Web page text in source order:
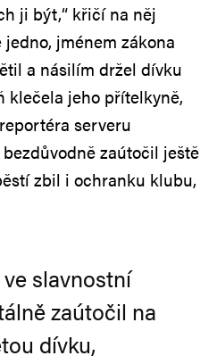
ji být,“ křičí na něj
jménem zákona
a násilím držel dívku
klečela jeho přítelkyně,
serveru
zaútočil ještě
zbil i ochranku klubu,
slavnostní
zaútočil na
dívku,